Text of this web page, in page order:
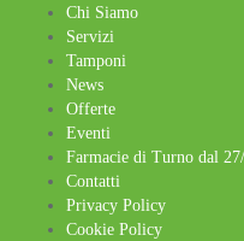
Chi Siamo
Servizi
Tamponi
News
Offerte
Eventi
Farmacie di Turno dal
Contatti
Privacy Policy
Cookie Policy